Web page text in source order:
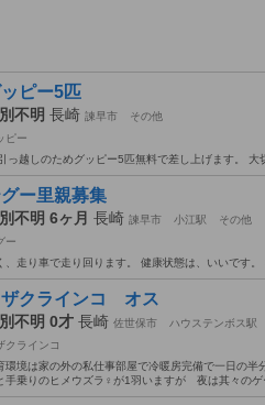
ピー5匹
不明 長崎 諫早市
その他
ピー
っ越しのためグッピー5匹無料で差し上げます。
ー里親募集
不明 6ヶ月 長崎 諫早市 小江駅
その他
ー
、走り車で走り回ります。 健康状態は、いいです
ザクラインコ オス
不明 0才 長崎 佐世保市 ハウステンボス駅
クラインコ
環境は家の外の私仕事部屋で冷暖房完備で一日の
手乗りのヒメウズラ♀が1羽いますが 夜は其々のゲ